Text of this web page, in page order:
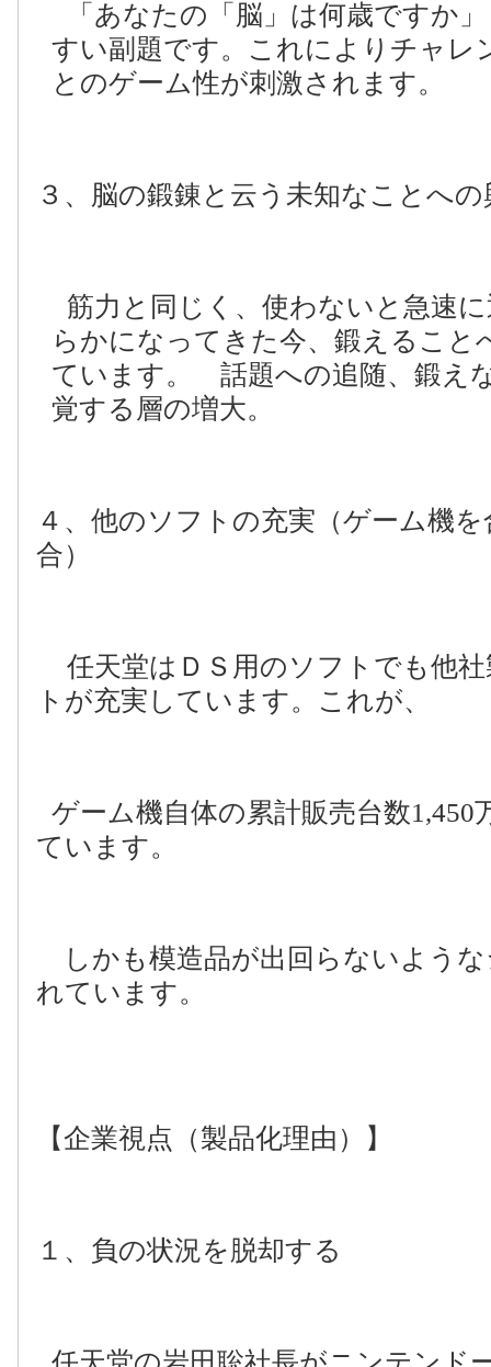
「あなたの「脳」は何歳ですか
すい副題です。これによりチャレ
とのゲーム性が刺激されます。
３、脳の鍛錬と云う未知なことへの
筋力と同じく、使わないと急速
らかになってきた今、鍛えること
ています。 話題への追随、鍛え
覚する層の増大。
４、他のソフトの充実（ゲーム機
合）
任天堂はＤＳ用のソフトでも他
トが充実しています。これが、
ゲーム機自体の累計販売台数1,450
ています。
しかも模造品が出回らないよう
れています。
【企業視点（製品化理由）】
１、負の状況を脱却する